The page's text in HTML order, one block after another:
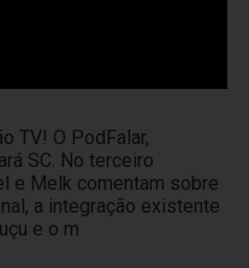
TV! O PodFalar,
SC. No terceiro
e Melk comentam sobre
a integração existente
e o m